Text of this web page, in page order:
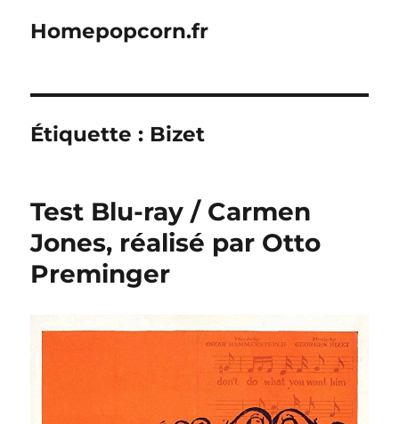
Homepopcorn.fr
Étiquette : Bizet
Test Blu-ray / Carmen
Jones, réalisé par Otto
Preminger